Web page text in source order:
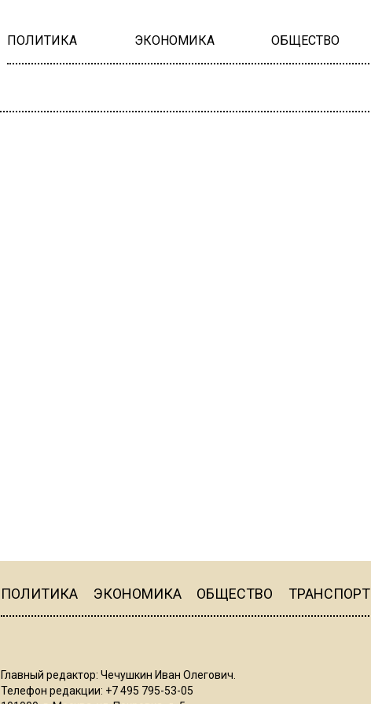
ПОЛИТИКА ЭКОНОМИКА ОБЩЕСТВО
ПОЛИТИКА ЭКОНОМИКА ОБЩЕСТВО ТРАНСПОРТ
Главный редактор: Чечушкин Иван Олегович.
Телефон редакции: +7 495 795-53-05